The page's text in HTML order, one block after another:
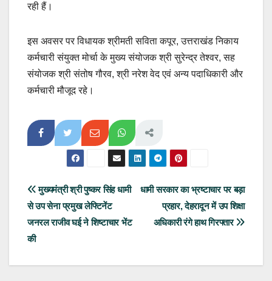
रही हैं।
इस अवसर पर विधायक श्रीमती सविता कपूर, उत्तराखंड निकाय
कर्मचारी संयुक्त मोर्चा के मुख्य संयोजक श्री सुरेन्द्र तेश्वर, सह
संयोजक श्री संतोष गौरव, श्री नरेश वेद एवं अन्य पदाधिकारी और
कर्मचारी मौजूद रहे।
Post
navigation
धामी सरकार का भ्रष्टाचार पर बड़ा
प्रहार, देहरादून में उप शिक्षा
अधिकारी रंगे हाथ गिरफ्तार
मुख्यमंत्री श्री पुष्कर सिंह धामी
से उप सेना प्रमुख लेफ्टिनेंट
जनरल राजीव घई ने शिष्टाचार भेंट
की